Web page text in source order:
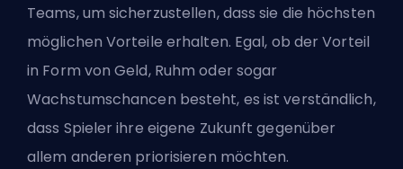
Teams, um sicherzustellen, dass sie die höchsten
möglichen Vorteile erhalten. Egal, ob der Vorteil
in Form von Geld, Ruhm oder sogar
Wachstumschancen besteht, es ist verständlich,
dass Spieler ihre eigene Zukunft gegenüber
allem anderen priorisieren möchten.